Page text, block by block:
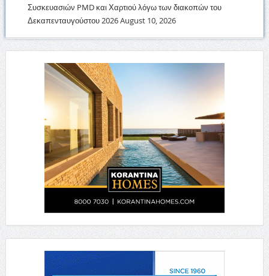
Συσκευασιών PMD και Χαρτιού λόγω των διακοπών του
Δεκαπενταυγούστου 2026August 10, 2026